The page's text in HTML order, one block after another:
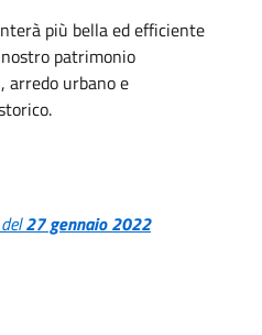
più bella ed efficiente
patrimonio
arredo urbano e
27 gennaio 2022